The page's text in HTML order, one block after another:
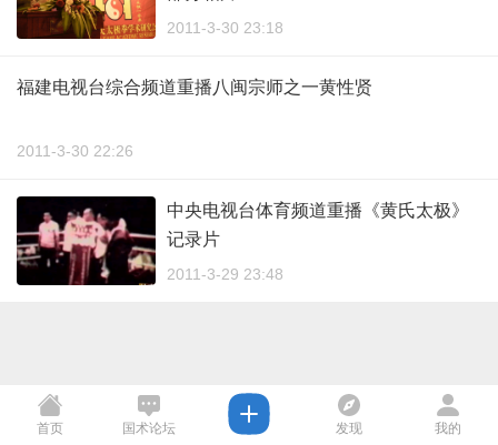
2011-3-30 23:18
福建电视台综合频道重播八闽宗师之一黄性贤
2011-3-30 22:26
中央电视台体育频道重播《黄氏太极》
记录片
2011-3-29 23:48
首页 国术论坛 发现 我的